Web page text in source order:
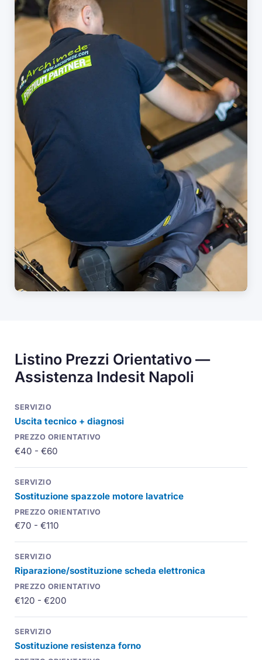
Listino Prezzi Orientativo —
Assistenza Indesit Napoli
Uscita tecnico + diagnosi
€40 - €60
Sostituzione spazzole motore lavatrice
€70 - €110
Riparazione/sostituzione scheda elettronica
€120 - €200
Sostituzione resistenza forno